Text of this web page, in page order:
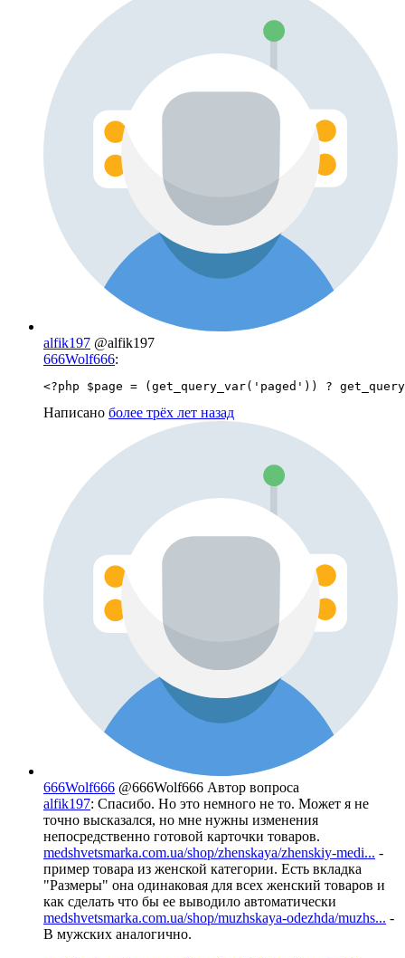
alfik197 @alfik197
666Wolf666:
<?php $page = (get_query_var('paged')) ?
Написано более трёх лет назад
666Wolf666 @666Wolf666 Автор вопроса
alfik197: Спасибо. Но это немного не то. Может я не
точно высказался, но мне нужны изменения
непосредственно готовой карточки товаров.
medshvetsmarka.com.ua/shop/zhenskaya/zhenskiy-medi... -
пример товара из женской категории. Есть вкладка
"Размеры" она одинаковая для всех женский товаров и
как сделать что бы ее выводило автоматически
medshvetsmarka.com.ua/shop/muzhskaya-odezhda/muzhs... -
В мужских аналогично.